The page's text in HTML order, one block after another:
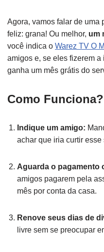
Agora, vamos falar de uma
feliz: grana! Ou melhor, um
você indica o Warez TV O
amigos e, se eles fizerem
ganha um mês grátis do
Como Funciona?
Indique um amigo:
achar que iria curtir esse
Aguarda o pagamento
amigos pagarem pela
mês por conta da casa.
Renove seus dias de
livre sem se preocupar